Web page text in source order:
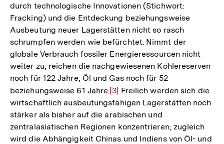
durch technologische Innovationen (Stichwort:
Fracking) und die Entdeckung beziehungsweise
Ausbeutung neuer Lagerstätten nicht so rasch
schrumpfen werden wie befürchtet. Nimmt der
globale Verbrauch fossiler Energieressourcen nicht
weiter zu, reichen die nachgewiesenen Kohlereserven
noch für 122 Jahre, Öl und Gas noch für 52
beziehungsweise 61 Jahre.Zur
Auflösung
der
Fußnote
[3] Freilich werden sich die
wirtschaftlich ausbeutungsfähigen Lagerstätten noch
stärker als bisher auf die arabischen und
zentralasiatischen Regionen konzentrieren; zugleich
wird die Abhängigkeit Chinas und Indiens von Öl- und